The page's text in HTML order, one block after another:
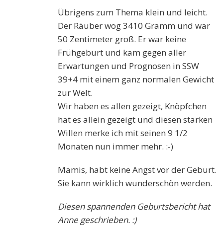
Übrigens zum Thema klein und leicht.
Der Räuber wog 3410 Gramm und war
50 Zentimeter groß. Er war keine
Frühgeburt und kam gegen aller
Erwartungen und Prognosen in SSW
39+4 mit einem ganz normalen Gewicht
zur Welt.
Wir haben es allen gezeigt, Knöpfchen
hat es allein gezeigt und diesen starken
Willen merke ich mit seinen 9 1/2
Monaten nun immer mehr. :-)
Mamis, habt keine Angst vor der Geburt.
Sie kann wirklich wunderschön werden.
Diesen spannenden Geburtsbericht hat
Anne geschrieben. :)